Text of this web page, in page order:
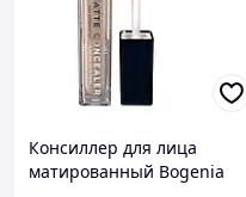
Консиллер для лица
матированный Bogenia